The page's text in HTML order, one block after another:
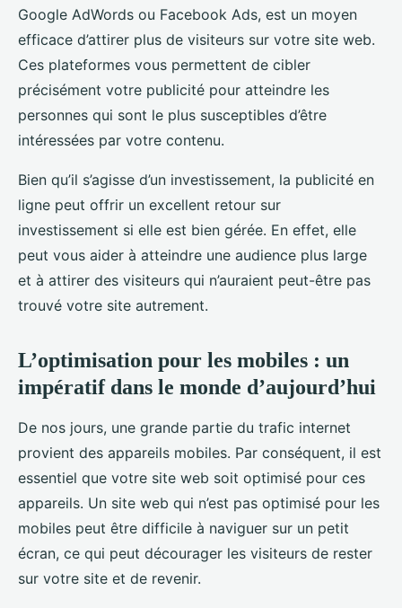
Google AdWords ou Facebook Ads, est un moyen
efficace d’attirer plus de visiteurs sur votre site web.
Ces plateformes vous permettent de cibler
précisément votre publicité pour atteindre les
personnes qui sont le plus susceptibles d’être
intéressées par votre contenu.
Bien qu’il s’agisse d’un investissement, la publicité en
ligne peut offrir un excellent retour sur
investissement si elle est bien gérée. En effet, elle
peut vous aider à atteindre une audience plus large
et à attirer des visiteurs qui n’auraient peut-être pas
trouvé votre site autrement.
L’optimisation pour les mobiles : un
impératif dans le monde d’aujourd’hui
De nos jours, une grande partie du trafic internet
provient des appareils mobiles. Par conséquent, il est
essentiel que votre site web soit optimisé pour ces
appareils. Un site web qui n’est pas optimisé pour les
mobiles peut être difficile à naviguer sur un petit
écran, ce qui peut décourager les visiteurs de rester
sur votre site et de revenir.